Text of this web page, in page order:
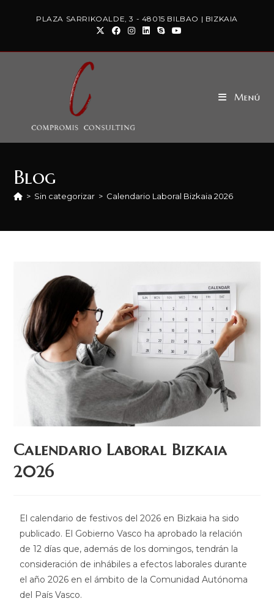
PLAZA SARRIKOALDE, 3 - 48015 BILBAO | BIZKAIA
Menú
Blog
> Sin categorizar > Calendario Laboral Bizkaia 2026
Calendario Laboral Bizkaia
2026
El calendario de festivos del 2026 en Bizkaia ha sido
publicado. El Gobierno Vasco ha aprobado la relación
de 12 días que, además de los domingos, tendrán la
consideración de inhábiles a efectos laborales durante
el año 2026 en el ámbito de la Comunidad Autónoma
del País Vasco.